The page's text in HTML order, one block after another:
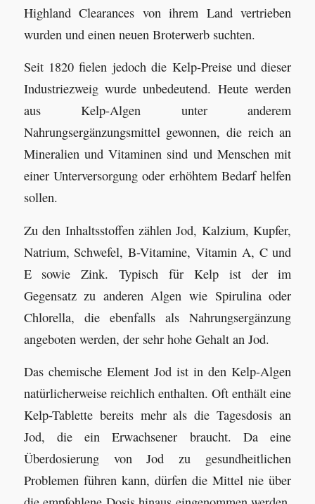
Highland Clearances von ihrem Land vertrieben
wurden und einen neuen Broterwerb suchten.
Seit 1820 fielen jedoch die Kelp-Preise und dieser
Industriezweig wurde unbedeutend. Heute werden
aus Kelp-Algen unter anderem
Nahrungsergänzungsmittel gewonnen, die reich an
Mineralien und Vitaminen sind und Menschen mit
einer Unterversorgung oder erhöhtem Bedarf helfen
sollen.
Zu den Inhaltsstoffen zählen Jod, Kalzium, Kupfer,
Natrium, Schwefel, B-Vitamine, Vitamin A, C und
E sowie Zink. Typisch für Kelp ist der im
Gegensatz zu anderen Algen wie Spirulina oder
Chlorella, die ebenfalls als Nahrungsergänzung
angeboten werden, der sehr hohe Gehalt an Jod.
Das chemische Element Jod ist in den Kelp-Algen
natürlicherweise reichlich enthalten. Oft enthält eine
Kelp-Tablette bereits mehr als die Tagesdosis an
Jod, die ein Erwachsener braucht. Da eine
Überdosierung von Jod zu gesundheitlichen
Problemen führen kann, dürfen die Mittel nie über